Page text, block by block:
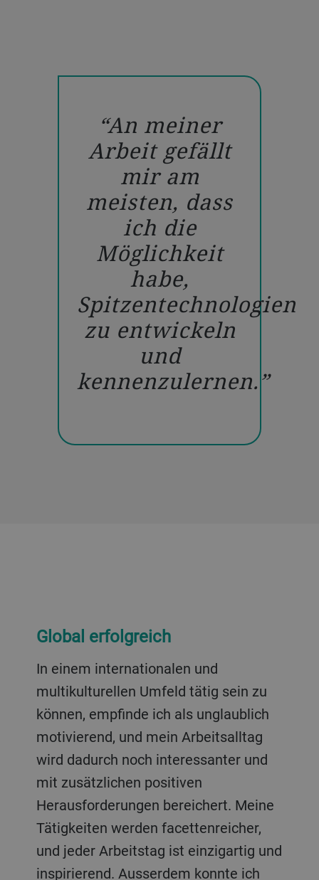
An meiner
Arbeit gefällt
mir am
meisten, dass
ich die
Möglichkeit
habe,
Spitzentechnologien
zu entwickeln
und
kennenzulernen.
Global erfolgreich
In einem internationalen und
multikulturellen Umfeld tätig sein zu
können, empfinde ich als unglaublich
motivierend, und mein Arbeitsalltag
wird dadurch noch interessanter und
mit zusätzlichen positiven
Herausforderungen bereichert. Meine
Tätigkeiten werden facettenreicher,
und jeder Arbeitstag ist einzigartig und
inspirierend. Ausserdem konnte ich